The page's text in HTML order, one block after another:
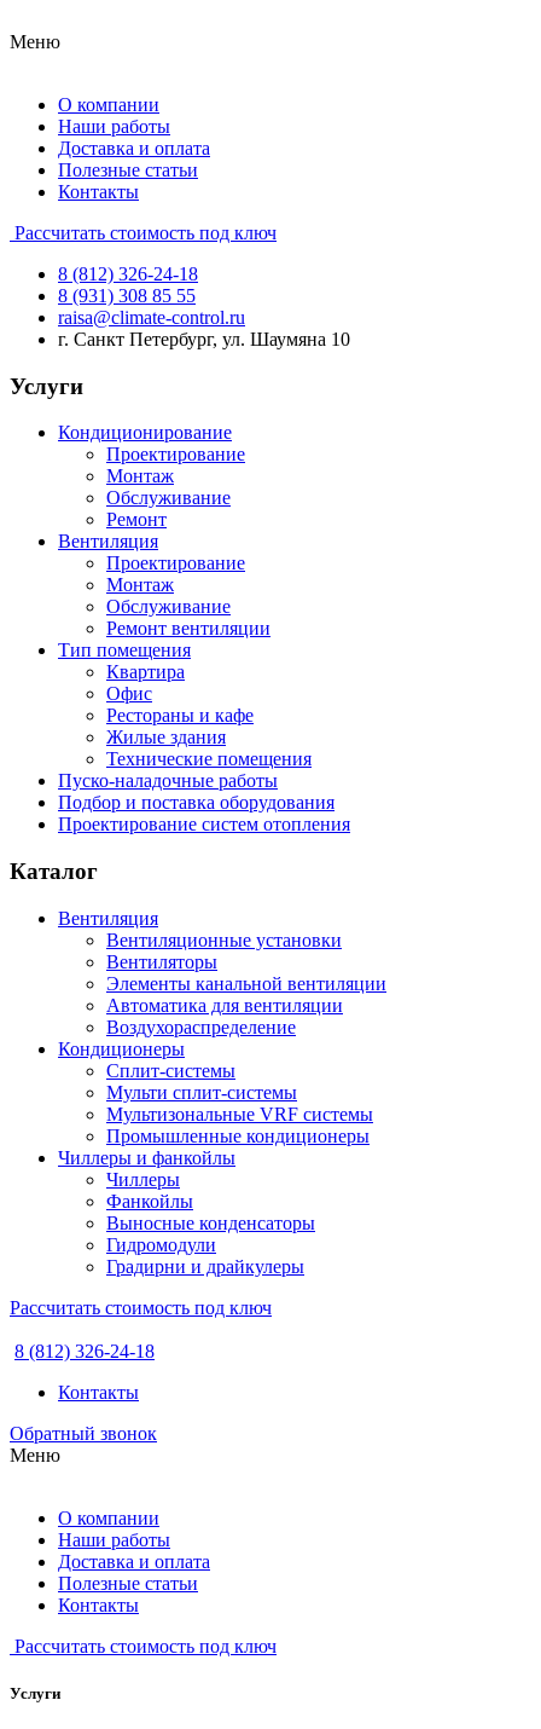
Меню
О компании
Наши работы
Доставка и оплата
Полезные статьи
Контакты
Рассчитать стоимость под ключ
8 (812) 326-24-18
8 (931) 308 85 55
raisa@climate-control.ru
г. Санкт Петербург, ул. Шаумяна 10
Услуги
Кондиционирование
Проектирование
Монтаж
Обслуживание
Ремонт
Вентиляция
Проектирование
Монтаж
Обслуживание
Ремонт вентиляции
Тип помещения
Квартира
Офис
Рестораны и кафе
Жилые здания
Технические помещения
Пуско-наладочные работы
Подбор и поставка оборудования
Проектирование систем отопления
Каталог
Вентиляция
Вентиляционные установки
Вентиляторы
Элементы канальной вентиляции
Автоматика для вентиляции
Воздухораспределение
Кондиционеры
Сплит-системы
Мульти сплит-системы
Мультизональные VRF системы
Промышленные кондиционеры
Чиллеры и фанкойлы
Чиллеры
Фанкойлы
Выносные конденсаторы
Гидромодули
Градирни и драйкулеры
Рассчитать стоимость под ключ
8 (812) 326-24-18
Контакты
Обратный звонок
Меню
О компании
Наши работы
Доставка и оплата
Полезные статьи
Контакты
Рассчитать стоимость под ключ
Услуги